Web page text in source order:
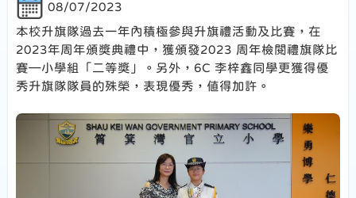
08/07/2023
本校升旗隊過去一年內積極參與升旗禮活動及比賽，在
2023年周年頒獎典禮中，獲頒發2023 周年檢閱禮旗隊比
賽—小學組「二等獎」。另外，6C 李梓鑫同學更獲得優
秀升旗隊隊員的殊榮，表現優秀，值得加許。